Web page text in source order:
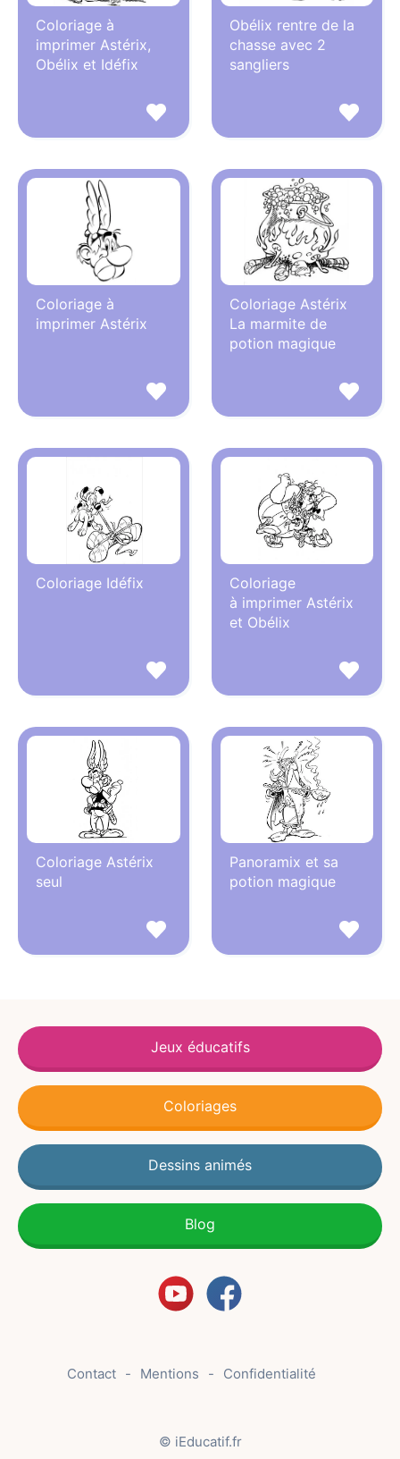
Coloriage à
imprimer Astérix,
Obélix et Idéfix
Obélix rentre de la
chasse avec 2
sangliers
Coloriage à
imprimer Astérix
Coloriage Astérix
La marmite de
potion magique
Coloriage Idéfix
Coloriage
à imprimer Astérix
et Obélix
Coloriage Astérix
seul
Panoramix et sa
potion magique
Jeux éducatifs
Coloriages
Dessins animés
Blog
Contact Mentions Confidentialité
© iEducatif.fr